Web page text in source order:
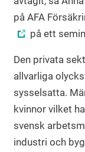
på AFA
på ett
Den privata
allvarliga
sysselsatta.
kvinnor vilket
svensk
industri och